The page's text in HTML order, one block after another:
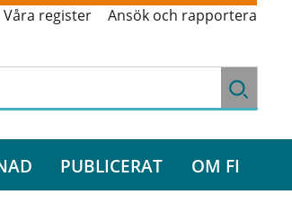
Våra register Ansök och rapportera
PUBLICERAT OM FI